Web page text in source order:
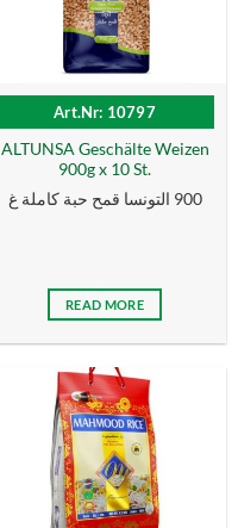
Art.Nr: 10797
ALTUNSA Geschälte Weizen
900g x 10 St.
900 التونسا قمح حبة كاملة غ
READ MORE